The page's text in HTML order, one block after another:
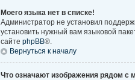
Моего языка нет в списке!
Администратор не установил
установить нужный вам языковой
сайте phpBB®.
Вернуться к началу
Что означают изображения рядом с